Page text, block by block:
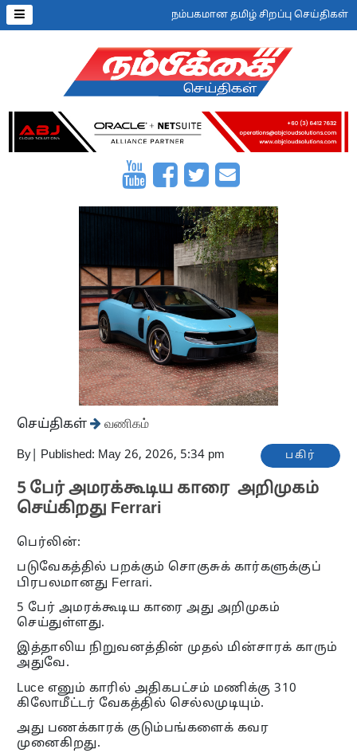
நம்பகமான தமிழ் சிறப்பு செய்திகள்
செய்திகள் வணிகம்
By Published: May 26, 2026, 5:34 pm பகிர்
5 பேர் அமரக்கூடிய காரை அறிமுகம்
செய்கிறது Ferrari
பெர்லின்:
படுவேகத்தில் பறக்கும் சொகுசுக் கார்களுக்குப்
பிரபலமானது Ferrari.
5 பேர் அமரக்கூடிய காரை அது அறிமுகம்
செய்துள்ளது.
இத்தாலிய நிறுவனத்தின் முதல் மின்சாரக் காரும்
அதுவே.
Luce எனும் காரில் அதிகபட்சம் மணிக்கு 310
கிலோமீட்டர் வேகத்தில் செல்லமுடியும்.
அது பணக்காரக் குடும்பங்களைக் கவர
முனைகிறது.